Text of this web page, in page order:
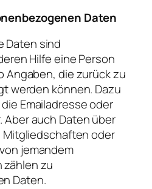
Daten
Daten sind
Hilfe eine Person
Angaben, die zurück zu
werden können. Dazu
Emailadresse oder
Aber auch Daten über
Mitgliedschaften oder
jemandem
zu
Daten.